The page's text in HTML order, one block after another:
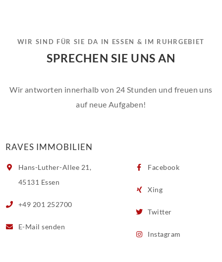
WIR SIND FÜR SIE DA IN ESSEN & IM RUHRGEBIET
SPRECHEN SIE UNS AN
Wir antworten innerhalb von 24 Stunden und freuen uns
auf neue Aufgaben!
RAVES IMMOBILIEN
Hans-Luther-Allee 21,
45131 Essen
+49 201 252700
E-Mailsenden
Facebook
Xing
Twitter
Instagram